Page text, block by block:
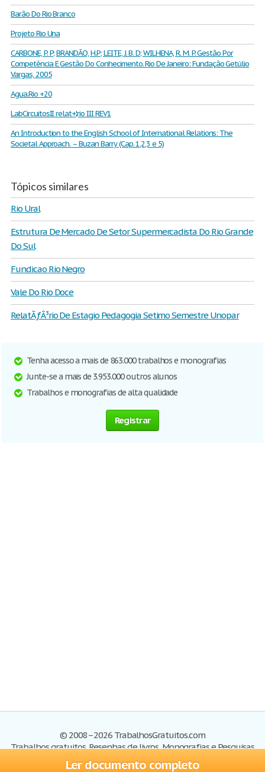
Ler documento completo
Barão Do Rio Branco
Projeto Rio Una
CARBONE, P. P; BRANDÃO, H.P; LEITE, J. B. D; WILHENA, R. M. P. Gestão Por
Competência E Gestão Do Conhecimento. Rio De Janeiro: Fundação Getúlio
Vargas, 2005
Agua.Rio +20
LabCircuitosII relat+¦rio III REV1
An Introduction to the English School of International Relations: The
Societal Approach. – Buzan Barry (Cap. 1,2,3 e 5)
Tópicos similares
Rio Ural
Estrutura De Mercado De Setor Supermercadista Do Rio Grande
Do Sul
Fundicao Rio Negro
Vale Do Rio Doce
RelatÃƒÂ³rio De Estagio Pedagogia Setimo Semestre Unopar
Tenha acesso a mais de 863.000 trabalhos e monografias
Junte-se a mais de 3.953.000 outros alunos
Trabalhos e monografias de alta qualidade
Registrar
© 2008–2026 TrabalhosGratuitos.com
Trabalhos gratuitos, Resenhas de livros, Monografias e Pesquisas